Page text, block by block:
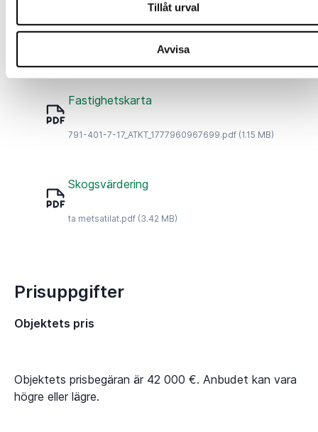
Tillåt urval
Avvisa
Fastighetsregisterutdrag
791-401-7-17_KO_1777960959937.pdf
Fastighetskarta
791-401-7-17_ATKT_1777960967699.pdf (1.15 MB)
Skogsvärdering
ta metsatilat.pdf (3.42 MB)
Prisuppgifter
Objektets pris
Objektets prisbegäran är 42 000 €. Anbudet kan vara
högre eller lägre.